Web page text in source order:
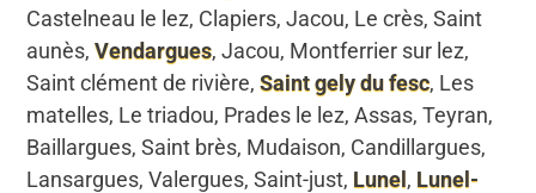
Castelneau le lez, Clapiers, Jacou, Le crès, Saint
aunès,Vendargues, Jacou, Montferrier sur lez,
Saint clément de rivière,Saint gely du fesc, Les
matelles, Le triadou, Prades le lez, Assas, Teyran,
Baillargues, Saint brès, Mudaison, Candillargues,
Lansargues, Valergues, Saint-just, Lunel, Lunel-